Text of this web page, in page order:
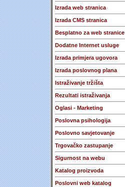
Izrada web stranica
Izrada CMS stranica
Besplatno za web stranice
Dodatne Internet usluge
Izrada primjera ugovora
Izrada poslovnog plana
Istraživanje tržišta
Rezultati istraživanja
Oglasi - Marketing
Poslovna psihologija
Poslovno savjetovanje
Trgovačko zastupanje
Sigurnost na webu
Katalog proizvoda
Poslovni web katalog